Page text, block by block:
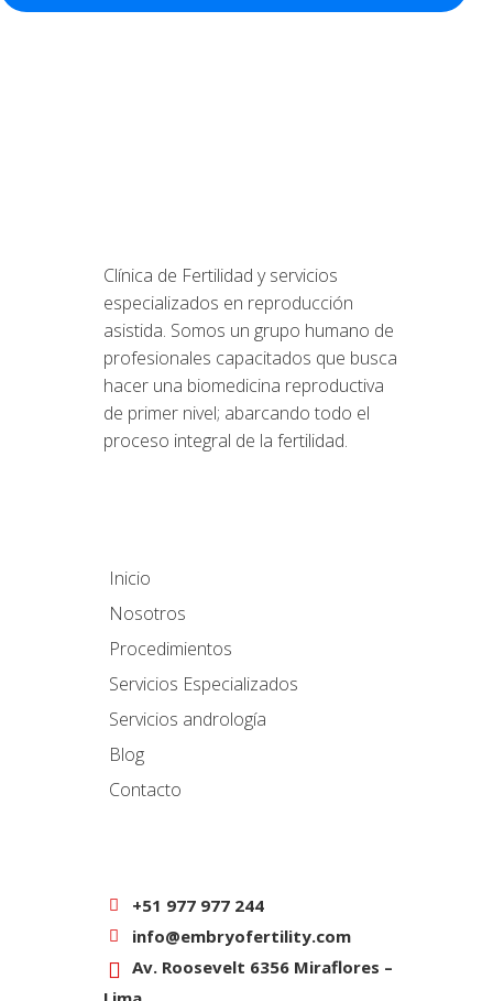
Clínica de Fertilidad y servicios
especializados en reproducción
asistida. Somos un grupo humano de
profesionales capacitados que busca
hacer una biomedicina reproductiva
de primer nivel; abarcando todo el
proceso integral de la fertilidad.
Inicio
Nosotros
Procedimientos
Servicios Especializados
Servicios andrología
Blog
Contacto
+51 977 977 244
info@embryofertility.com
Av. Roosevelt 6356 Miraflores –